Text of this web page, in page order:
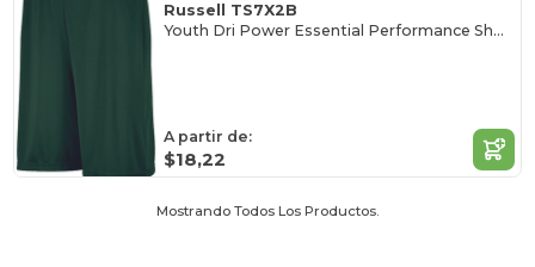
Russell TS7X2B
Youth Dri Power Essential Performance Short With Pockets
A partir de:
$18,22
Mostrando Todos Los Productos.